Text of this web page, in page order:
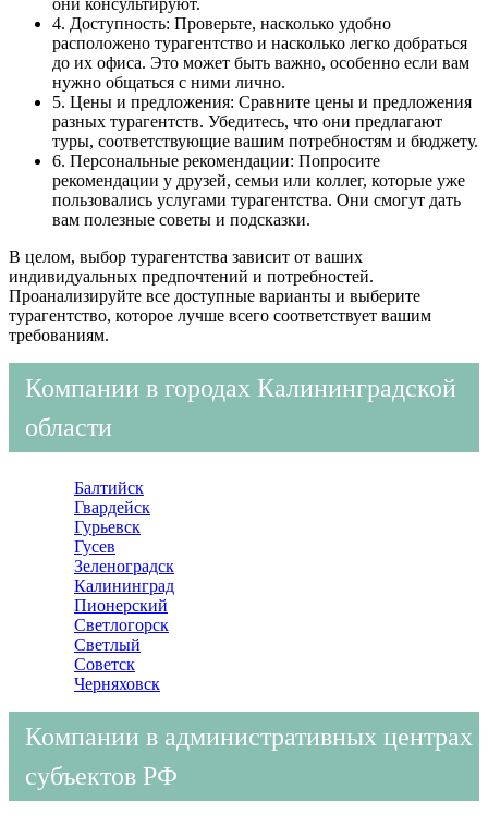
они консультируют.
4. Доступность: Проверьте, насколько удобно
расположено турагентство и насколько легко добраться
до их офиса. Это может быть важно, особенно если вам
нужно общаться с ними лично.
5. Цены и предложения: Сравните цены и предложения
разных турагентств. Убедитесь, что они предлагают
туры, соответствующие вашим потребностям и бюджету.
6. Персональные рекомендации: Попросите
рекомендации у друзей, семьи или коллег, которые уже
пользовались услугами турагентства. Они смогут дать
вам полезные советы и подсказки.
В целом, выбор турагентства зависит от ваших
индивидуальных предпочтений и потребностей.
Проанализируйте все доступные варианты и выберите
турагентство, которое лучше всего соответствует вашим
требованиям.
Компании в городах Калининградской
области
Балтийск
Гвардейск
Гурьевск
Гусев
Зеленоградск
Калининград
Пионерский
Светлогорск
Светлый
Советск
Черняховск
Компании в административных центрах
субъектов РФ